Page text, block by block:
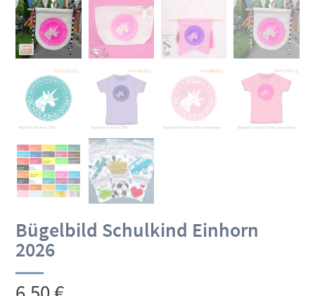
Bügelbild Schulkind Einhorn
2026